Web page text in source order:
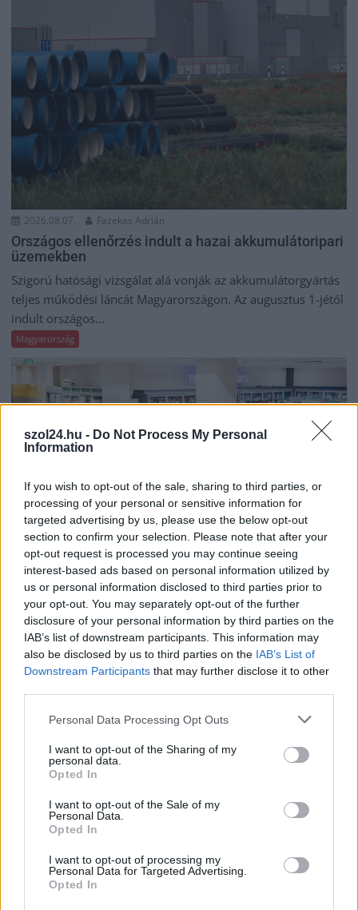
szol24.hu - Do Not Process My Personal
Information
If you wish to opt-out of the sale, sharing to third parties, or
processing of your personal or sensitive information for
targeted advertising by us, please use the below opt-out
section to confirm your selection. Please note that after your
opt-out request is processed you may continue seeing
interest-based ads based on personal information utilized by
us or personal information disclosed to third parties prior to
your opt-out. You may separately opt-out of the further
disclosure of your personal information by third parties on the
IAB’s list of downstream participants. This information may
also be disclosed by us to third parties on the IAB’s List of
Downstream Participants that may further disclose it to other
Please note that this website/app uses one or more Google
not limited to your visit or usage behaviour. You may click to
grant or deny consent to Google and its third-party tags to
use your data for below specified purposes in below Google
consent section.
Personal Data Processing Opt Outs
I want to opt-out of the Sharing of my
personal data.
Opted In
I want to opt-out of the Sale of my
Personal Data.
Opted In
I want to opt-out of processing my
Personal Data for Targeted Advertising.
Opted In
2026.08.07. Fazekas Adrián
Országos ellenőrzés indult a hazai akkumulátoripari
üzemekben
Szigorú hatósági vizsgálat alá vonják az akkumulátorgyártás
teljes működési láncát Magyarországon. Az augusztus 1-jétől
indult országos...
Magyarország
2026.08.07. Fazekas Adrián
Az idei év leglassabb növekedését hozta a június a
kiskereskedelemben
Bár a hazai kiskereskedelmi forgalom idén júniusban is
bővülni tudott, a növekedési ütem jelentősen lelassult a...